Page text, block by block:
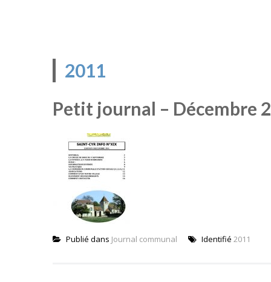
2011
Petit journal – Décembre
Publié dans Journal communal Identifié 2011